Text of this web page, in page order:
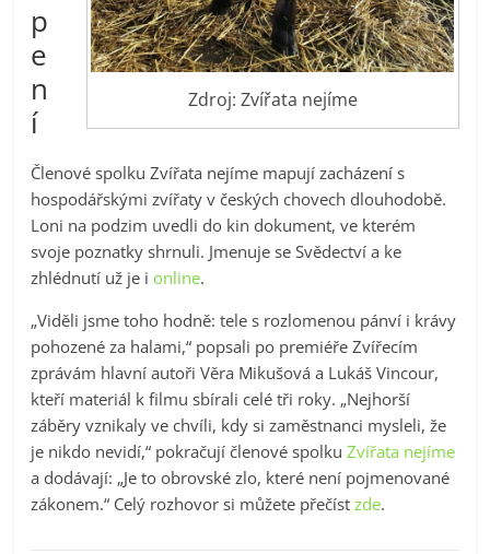
Zdroj: Zvířata nejíme
p
e
n
í
Členové spolku Zvířata nejíme mapují zacházení s
hospodářskými zvířaty v českých chovech dlouhodobě.
Loni na podzim uvedli do kin dokument, ve kterém
svoje poznatky shrnuli. Jmenuje se Svědectví a ke
zhlédnutí už je ionline.
„Viděli jsme toho hodně: tele s rozlomenou pánví i krávy
pohozené za halami,“ popsali po premiéře Zvířecím
zprávám hlavní autoři Věra Mikušová a Lukáš Vincour,
kteří materiál k filmu sbírali celé tři roky. „Nejhorší
záběry vznikaly ve chvíli, kdy si zaměstnanci mysleli, že
je nikdo nevidí,“ pokračují členové spolkuZvířata nejíme
a dodávají: „Je to obrovské zlo, které není pojmenované
zákonem.“ Celý rozhovor si můžete přečístzde.